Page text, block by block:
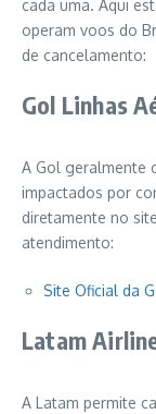
cada uma. Aqui
operam voos do
de cancelamento:
Gol Linhas
A Gol geralmente
impactados por
diretamente no
atendimento:
Site Oficial da
Latam
A Latam permite